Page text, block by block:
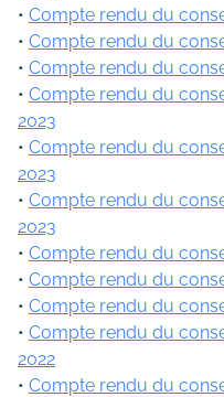
Compte rendu du
Compte rendu du
Compte rendu du
Compte rendu du
2023
Compte rendu du
2023
Compte rendu du
2023
Compte rendu du
Compte rendu du
Compte rendu du
Compte rendu du
2022
Compte rendu du